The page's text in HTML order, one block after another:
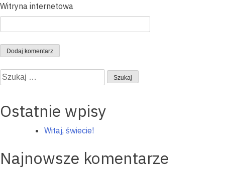
Witryna internetowa
Szukaj:
Ostatnie wpisy
Witaj, świecie!
Najnowsze komentarze